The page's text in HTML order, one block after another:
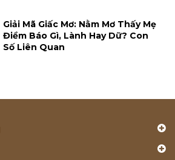
Giải Mã Giấc Mơ: Nằm Mơ Thấy Mẹ
Điềm Báo Gì, Lành Hay Dữ? Con
Số Liên Quan